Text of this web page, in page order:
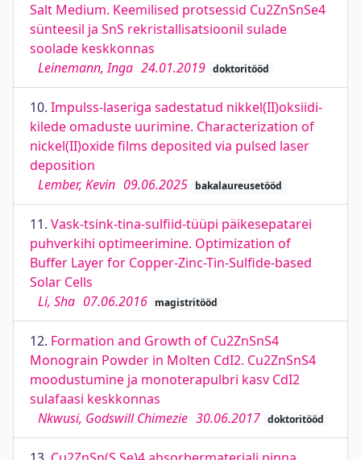
Salt Medium. Keemilised protsessid Cu2ZnSnSe4
sünteesil ja SnS rekristallisatsioonil sulade
soolade keskkonnas
Leinemann, Inga 24.01.2019 doktoritööd
10. Impulss-laseriga sadestatud nikkel(II)oksiidi-
kilede omaduste uurimine. Characterization of
nickel(II)oxide films deposited via pulsed laser
deposition
Lember, Kevin 09.06.2025 bakalaureusetööd
11. Vask-tsink-tina-sulfiid-tüüpi päikesepatarei
puhverkihi optimeerimine. Optimization of
Buffer Layer for Copper-Zinc-Tin-Sulfide-based
Solar Cells
Li, Sha 07.06.2016 magistritööd
12. Formation and Growth of Cu2ZnSnS4
Monograin Powder in Molten CdI2. Cu2ZnSnS4
moodustumine ja monoterapulbri kasv CdI2
sulafaasi keskkonnas
Nkwusi, Godswill Chimezie 30.06.2017 doktoritööd